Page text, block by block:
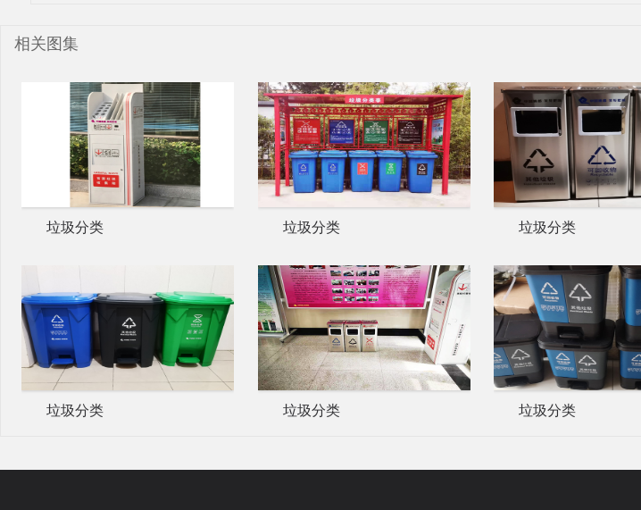
相关图集
垃圾分类 垃圾分类 垃圾分类
垃圾分类 垃圾分类 垃圾分类